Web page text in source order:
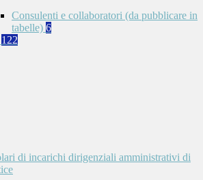
Consulenti e collaboratori (da pubblicare in
tabelle) 6
122
di incarichi dirigenziali amministrativi di